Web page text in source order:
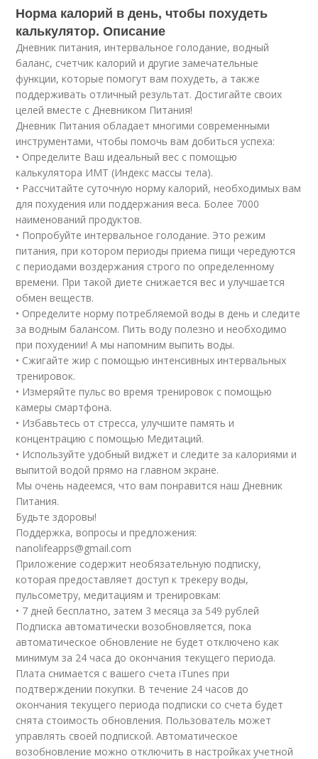
Норма калорий в день, чтобы похудеть
калькулятор. Описание
Дневник питания, интервальное голодание, водный
баланс, счетчик калорий и другие замечательные
функции, которые помогут вам похудеть, а также
поддерживать отличный результат. Достигайте своих
целей вместе с Дневником Питания!
Дневник Питания обладает многими современными
инструментами, чтобы помочь вам добиться успеха:
• Определите Ваш идеальный вес с помощью
калькулятора ИМТ (Индекс массы тела).
• Рассчитайте суточную норму калорий, необходимых вам
для похудения или поддержания веса. Более 7000
наименований продуктов.
• Попробуйте интервальное голодание. Это режим
питания, при котором периоды приема пищи чередуются
с периодами воздержания строго по определенному
времени. При такой диете снижается вес и улучшается
обмен веществ.
• Определите норму потребляемой воды в день и следите
за водным балансом. Пить воду полезно и необходимо
при похудении! А мы напомним выпить воды.
• Сжигайте жир с помощью интенсивных интервальных
тренировок.
• Измеряйте пульс во время тренировок с помощью
камеры смартфона.
• Избавьтесь от стресса, улучшите память и
концентрацию с помощью Медитаций.
• Используйте удобный виджет и следите за калориями и
выпитой водой прямо на главном экране.
Мы очень надеемся, что вам понравится наш Дневник
Питания.
Будьте здоровы!
Поддержка, вопросы и предложения:
nanolifeapps@gmail.com
Приложение содержит необязательную подписку,
которая предоставляет доступ к трекеру воды,
пульсометру, медитациям и тренировкам:
• 7 дней бесплатно, затем 3 месяца за 549 рублей
Подписка автоматически возобновляется, пока
автоматическое обновление не будет отключено как
минимум за 24 часа до окончания текущего периода.
Плата снимается с вашего счета iTunes при
подтверждении покупки. В течение 24 часов до
окончания текущего периода подписки со счета будет
снята стоимость обновления. Пользователь может
управлять своей подпиской. Автоматическое
возобновление можно отключить в настройках учетной